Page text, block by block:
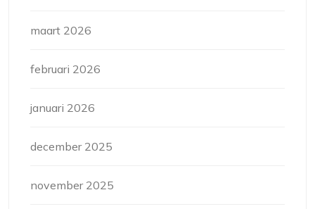
maart 2026
februari 2026
januari 2026
december 2025
november 2025